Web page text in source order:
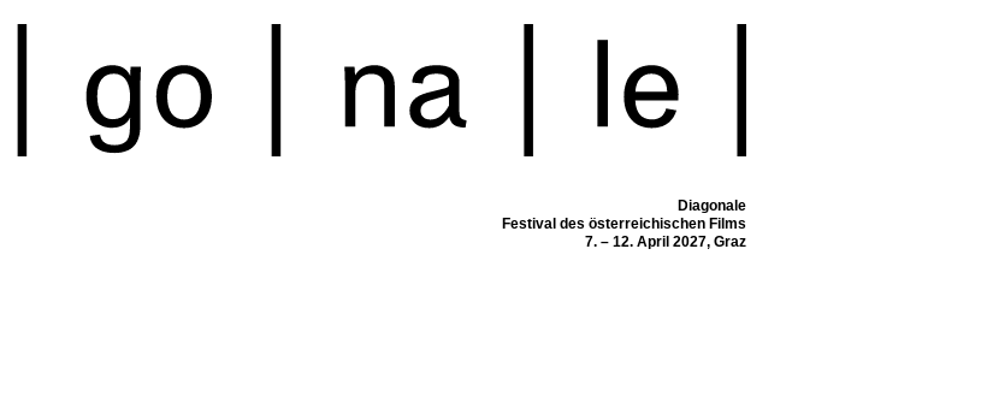
Diagonale
Festival des österreichischen Films
7. – 12. April 2027, Graz